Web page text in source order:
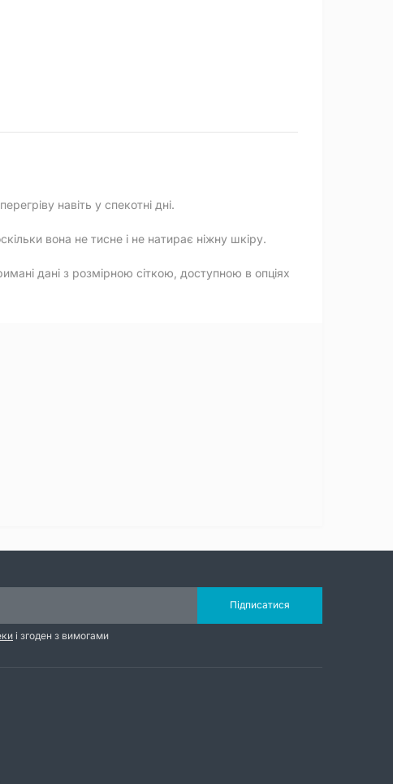
навіть у спекотні дні.
вона не тисне і не натирає ніжну шкіру.
дані з розмірною сіткою, доступною в опціях
Підписатися
і згоден з вимогами